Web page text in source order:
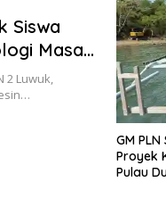
Siswa
Masa
2 Luwuk,
GM
Proyek
Pulau